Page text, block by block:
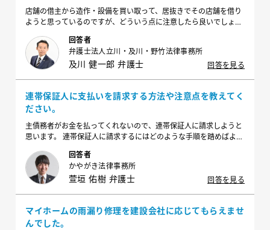
店舗の借主から造作・設備を買い取って、居抜きでその店舗を借り
ようと思っているのですが、どういう点に注意したら良いでしょう
回答者
弁護士法人立川・及川・野竹法律事務所
及川 健一郎 弁護士 回答を見る
連帯保証人に支払いを請求する方法や注意点を教えてく
ださい。
主債務者がお金を払ってくれないので、連帯保証人に請求しようと
思います。 連帯保証人に請求するにはどのような手順を踏めばよい
回答者
かやがき法律事務所
萱垣 佑樹 弁護士 回答を見る
マイホームの雨漏り修理を建設会社に応じてもらえませ
んでした。